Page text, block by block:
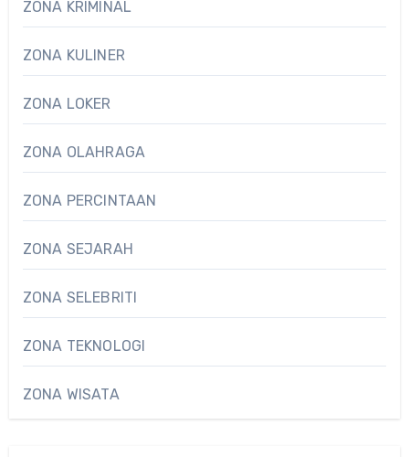
ZONA KRIMINAL
ZONA KULINER
ZONA LOKER
ZONA OLAHRAGA
ZONA PERCINTAAN
ZONA SEJARAH
ZONA SELEBRITI
ZONA TEKNOLOGI
ZONA WISATA